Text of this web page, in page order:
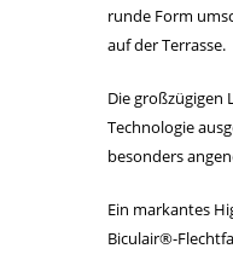
runde Form
auf der Terrasse.
Die
Technologie
besonders
Ein markantes
Biculair®-